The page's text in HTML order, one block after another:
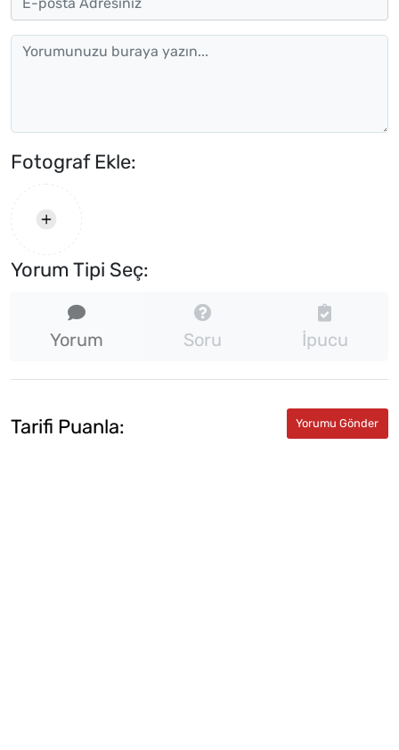
Fotograf Ekle:
Yorum Tipi Seç:
Yorum Soru İpucu
Tarifi Puanla: